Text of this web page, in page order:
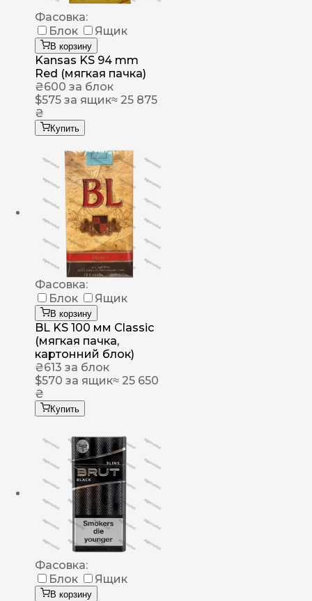
Фасовка:
Блок
Ящик
В корзину
Kansas KS 94 mm
Red (мягкая пачка)
₴600 за блок
$575 за ящик≈ 25 875
₴
Купить
Фасовка:
Блок
Ящик
В корзину
BL KS 100 мм Classic
(мягкая пачка,
картонний блок)
₴613 за блок
$570 за ящик≈ 25 650
₴
Купить
Фасовка:
Блок
Ящик
В корзину